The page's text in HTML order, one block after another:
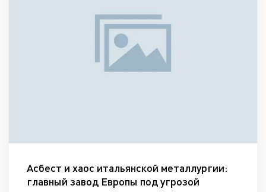
Асбест и хаос итальянской металлургии:
главный завод Европы под угрозой